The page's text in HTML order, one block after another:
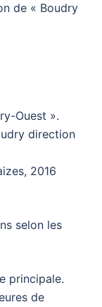
de « Boudry
Ouest ».
direction
2016
selon les
principale.
de